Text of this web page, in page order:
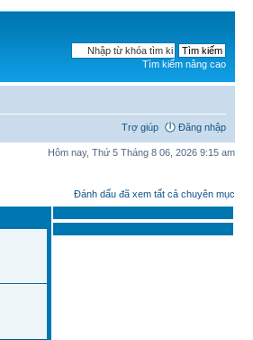
Tìm kiếm nâng cao
Trợ giúp Đăng nhập
Hôm nay, Thứ 5 Tháng 8 06, 2026 9:15 am
Đánh dấu đã xem tất cả chuyên mục